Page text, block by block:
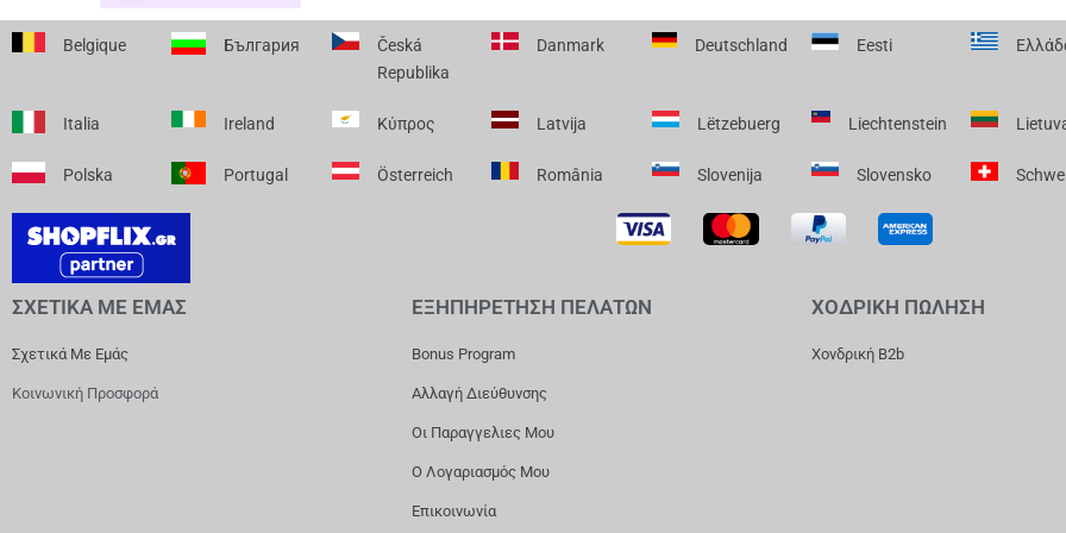
Belgique България
Česká
Republika
Danmark Deutschland Eesti
Italia Ireland Κύπρος Latvija Lëtzebuerg Liechtenstein
Polska Portugal Österreich România Slovenija Slovensko
ΣΧΕΤΙΚΑ ΜΕ ΕΜΑΣ
Σχετικά Με Εμάς
Κοινωνική Προσφορά
ΕΞΗΠΗΡΕΤΗΣΗ ΠΕΛΑΤΩΝ
Bonus Program
Αλλαγή Διεύθυνσης
Οι Παραγγελιες Μου
Ο Λογαριασμός Μου
Επικοινωνία
ΧΟΔΡΙΚΗ ΠΩΛΗΣΗ
Χονδρική B2b